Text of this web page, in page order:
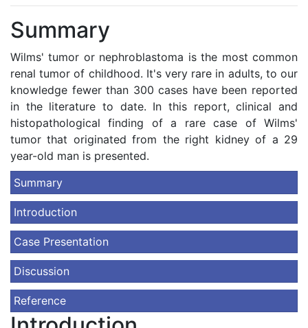
Summary
Wilms' tumor or nephroblastoma is the most common
renal tumor of childhood. It's very rare in adults, to our
knowledge fewer than 300 cases have been reported
in the literature to date. In this report, clinical and
histopathological finding of a rare case of Wilms'
tumor that originated from the right kidney of a 29
year-old man is presented.
Summary
Introduction
Case Presentation
Discussion
Reference